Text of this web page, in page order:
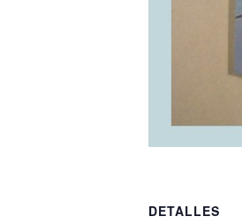
DETALLES